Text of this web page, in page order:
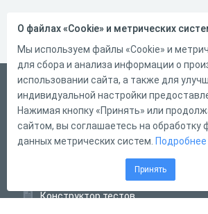
Русский
Справка
Форма обратной связи
Конструктор тестов
О файлах «Cookie» и метрических
Мы используем файлы «Cookie» и
для сбора и анализа информации о
использовании сайта, а также для
индивидуальной настройки
Нажимая кнопку «Принять» или
сайтом, вы соглашаетесь на обработку
данных метрических систем. Подробнее
Принять